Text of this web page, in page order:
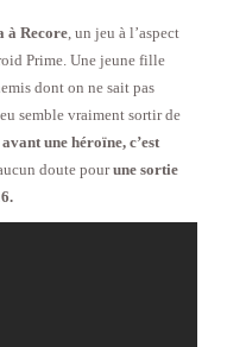
à Recore , un jeu à l’aspect
Prime. Une jeune fille
dont on ne sait pas
semble vraiment sortir de
une héroïne, c’est
doute pourune sortie